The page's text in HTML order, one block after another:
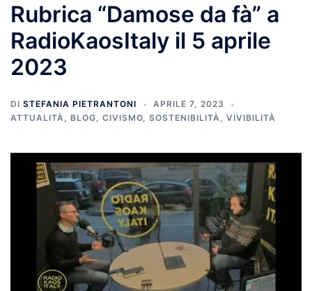
Rubrica “Damose da fà” a
RadioKaosItaly il 5 aprile
2023
DI STEFANIA PIETRANTONI
APRILE 7, 2023
ATTUALITÀ, BLOG, CIVISMO, SOSTENIBILITÀ, VIVIBILITÀ